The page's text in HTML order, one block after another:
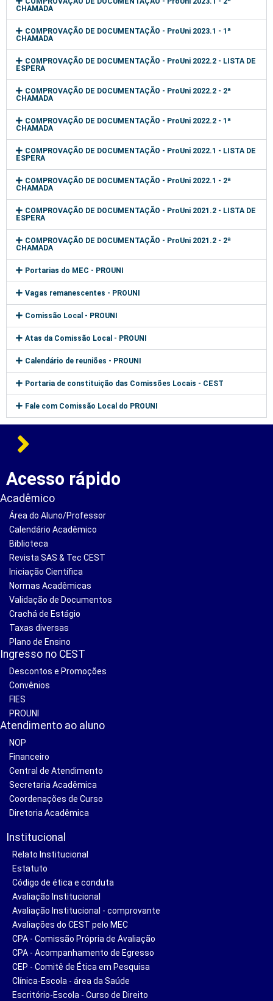
CHAMADA
COMPROVAÇÃO DE DOCUMENTAÇÃO - ProUni 2023.1 - 1ª
CHAMADA
COMPROVAÇÃO DE DOCUMENTAÇÃO - ProUni 2022.2 - LISTA DE
ESPERA
COMPROVAÇÃO DE DOCUMENTAÇÃO - ProUni 2022.2 - 2ª
CHAMADA
COMPROVAÇÃO DE DOCUMENTAÇÃO - ProUni 2022.2 - 1ª
CHAMADA
COMPROVAÇÃO DE DOCUMENTAÇÃO - ProUni 2022.1 - LISTA DE
ESPERA
COMPROVAÇÃO DE DOCUMENTAÇÃO - ProUni 2022.1 - 2ª
CHAMADA
COMPROVAÇÃO DE DOCUMENTAÇÃO - ProUni 2021.2 - LISTA DE
ESPERA
COMPROVAÇÃO DE DOCUMENTAÇÃO - ProUni 2021.2 - 2ª
CHAMADA
Portarias do MEC - PROUNI
Vagas remanescentes - PROUNI
Comissão Local - PROUNI
Atas da Comissão Local - PROUNI
Calendário de reuniões - PROUNI
Portaria de constituição das Comissões Locais - CEST
Fale com Comissão Local do PROUNI
Acesso rápido
Acadêmico
Área do Aluno/Professor
Calendário Acadêmico
Biblioteca
Revista SAS & Tec CEST
Iniciação Científica
Normas Acadêmicas
Validação de Documentos
Crachá de Estágio
Taxas diversas
Plano de Ensino
Ingresso no CEST
Descontos e Promoções
Convênios
FIES
PROUNI
Atendimento ao aluno
NOP
Financeiro
Central de Atendimento
Secretaria Acadêmica
Coordenações de Curso
Diretoria Acadêmica
Institucional
Relato Institucional
Estatuto
Código de ética e conduta
Avaliação Institucional
Avaliação Institucional - comprovante
Avaliações do CEST pelo MEC
CPA - Comissão Própria de Avaliação
CPA - Acompanhamento de Egresso
CEP - Comitê de Ética em Pesquisa
Clínica-Escola - área da Saúde
Escritório-Escola - Curso de Direito